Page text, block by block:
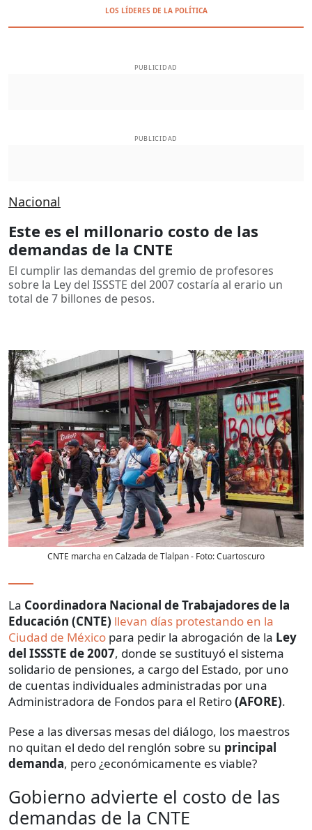
LOS LÍDERES DE LA POLÍTICA
PUBLICIDAD
PUBLICIDAD
Nacional
Este es el millonario costo de las
demandas de la CNTE
El cumplir las demandas del gremio de profesores
sobre la Ley del ISSSTE del 2007 costaría al erario un
total de 7 billones de pesos.
CNTE marcha en Calzada de Tlalpan- Foto:Cuartoscuro
La Coordinadora Nacional de Trabajadores de la
Educación (CNTE) llevan días protestando en la
Ciudad de México para pedir la abrogación de la Ley
del ISSSTE de 2007, donde se sustituyó el sistema
solidario de pensiones, a cargo del Estado, por uno
de cuentas individuales administradas por una
Administradora de Fondos para el Retiro(AFORE).
Pese a las diversas mesas del diálogo, los maestros
no quitan el dedo del renglón sobre su principal
demanda, pero ¿económicamente es viable?
Gobierno advierte el costo de las
demandas de la CNTE